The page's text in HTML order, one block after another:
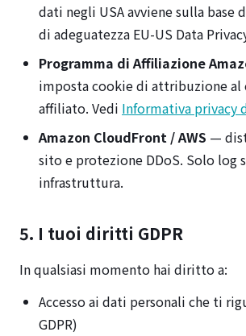
dati negli USA avviene sulla base
di adeguatezza EU-US Data
Programma di Affiliazione
imposta cookie di attribuzione al
affiliato. Vedi Informativa privacy
Amazon CloudFront / AWS —
sito e protezione DDoS. Solo log
infrastruttura.
5. I tuoi diritti GDPR
In qualsiasi momento hai diritto a:
Accesso ai dati personali che ti
GDPR)